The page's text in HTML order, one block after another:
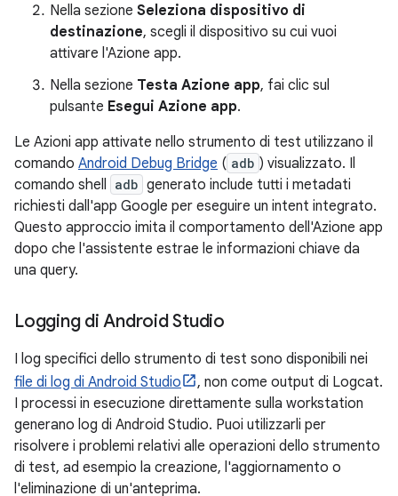
Nella sezione Seleziona dispositivo di
destinazione, scegli il dispositivo su cui vuoi
attivare l'Azione app.
Nella sezione Testa Azione app, fai clic sul
pulsante Esegui Azione app.
Le Azioni app attivate nello strumento di test utilizzano il
comando Android Debug Bridge ( adb ) visualizzato. Il
comando shell
adb generato include tutti i metadati
richiesti dall'app Google per eseguire un intent integrato.
Questo approccio imita il comportamento dell'Azione app
dopo che l'assistente estrae le informazioni chiave da
una query.
Logging di Android Studio
I log specifici dello strumento di test sono disponibili nei
file di log di Android Studio
, non come output di Logcat.
I processi in esecuzione direttamente sulla workstation
generano log di Android Studio. Puoi utilizzarli per
risolvere i problemi relativi alle operazioni dello strumento
di test, ad esempio la creazione, l'aggiornamento o
l'eliminazione di un'anteprima.